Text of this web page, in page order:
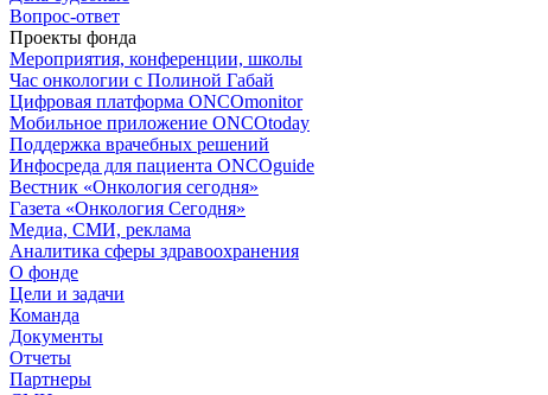
Вопрос-ответ
Проекты фонда
Мероприятия, конференции, школы
Час онкологии с Полиной Габай
Цифровая платформа ONCOmonitor
Мобильное приложение ONCOtoday
Поддержка врачебных решений
Инфосреда для пациента ONCOguide
Вестник «Онкология сегодня»
Газета «Онкология Сегодня»
Медиа, СМИ, реклама
Аналитика сферы здравоохранения
О фонде
Цели и задачи
Команда
Документы
Отчеты
Партнеры